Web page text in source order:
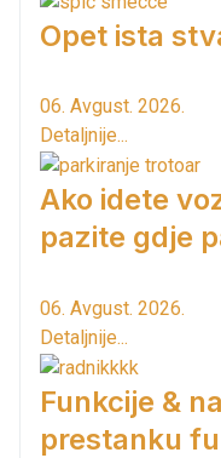
Opet ista
06. Avgust. 2026.
Detaljnije...
Ako idete
pazite gdje
06. Avgust. 2026.
Detaljnije...
Funkcije &
prestanku